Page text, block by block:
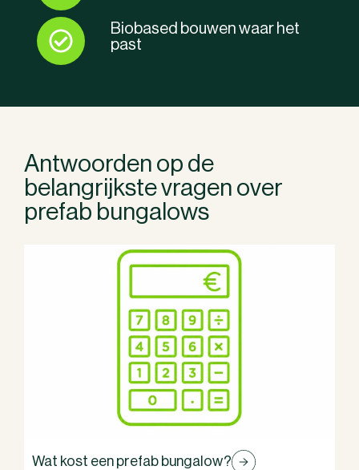
Biobased bouwen waar het
past
Antwoorden op de
belangrijkste vragen over
prefab bungalows
Wat kost een prefab bungalow?